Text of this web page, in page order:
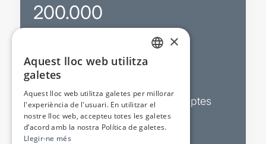
200.000
Sortejos exclusius
Butlletins d’actualitat i descomptes
Valora espectacles
×
Aquest lloc web utilitza
galetes
Aquest lloc web utilitza galetes per millorar
l'experiència de l'usuari. En utilitzar el
nostre lloc web, accepteu totes les galetes
d’acord amb la nostra Política de galetes.
Llegir-ne més